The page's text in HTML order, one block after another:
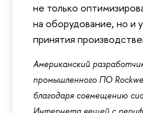
не только
на оборудование, но и
принятия
Американский
промышленного ПО
благодаря совмещению